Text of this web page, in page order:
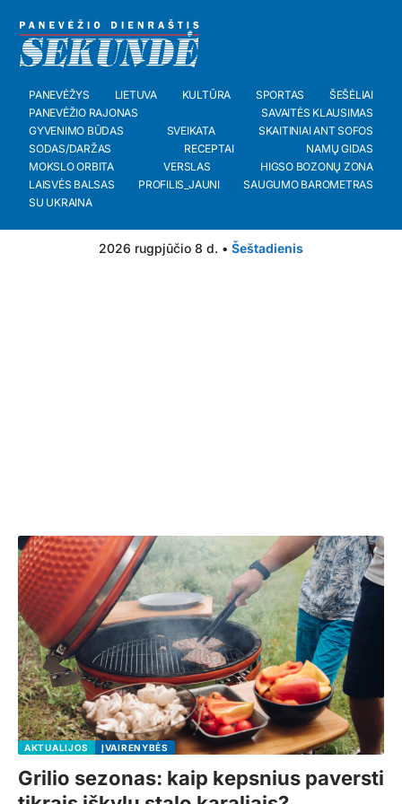
PANEVĖŽYS LIETUVA KULTŪRA SPORTAS
ŠEŠĖLIAI
PANEVĖŽIO RAJONAS
SAVAITĖS KLAUSIMAS
GYVENIMO BŪDAS
SVEIKATA
SKAITINIAI ANT SOFOS
SODAS/DARŽAS
RECEPTAI
NAMŲ GIDAS
MOKSLO ORBITA
VERSLAS
HIGSO BOZONŲ ZONA
LAISVĖS BALSAS
PROFILIS_JAUNI
SAUGUMO BAROMETRAS
SU UKRAINA
2026 rugpjūčio 8 d. • Šeštadienis
AKTUALIJOS ĮVAIRENYBĖS
Grilio sezonas: kaip kepsnius paversti